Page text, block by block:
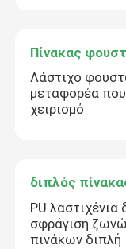
Πίνακας
Λάστιχο
μεταφορέα που
χειρισμό
διπλός
PU
σφράγιση
πινάκων διπλή